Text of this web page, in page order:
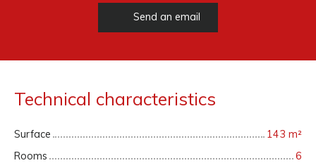
Send an email
Technical characteristics
Surface 143 m²
Rooms
6